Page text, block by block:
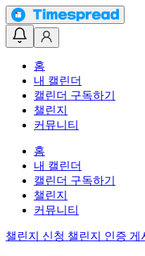
홈
내 캘린더
캘린더 구독하기
챌린지
커뮤니티
홈
내 캘린더
캘린더 구독하기
챌린지
커뮤니티
챌린지 신청 챌린지 인증 게